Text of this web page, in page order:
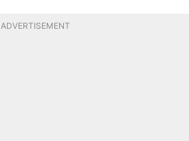
ADVERTISEMENT